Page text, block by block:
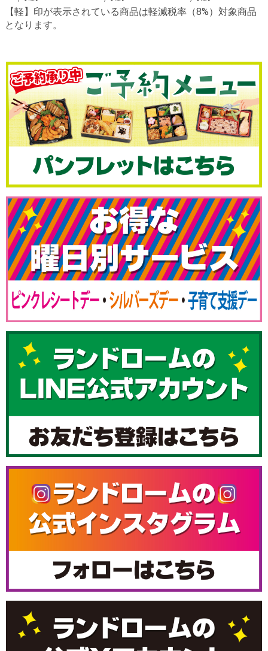
【軽】印が表示されている商品は軽減税率（8%）対象商品
となります。